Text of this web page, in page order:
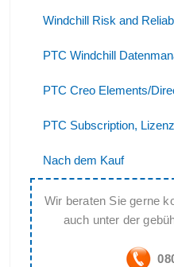
Windchill Risk and
PTC Windchill
PTC Creo Elements/
PTC Subscription,
Nach dem Kauf
Wir beraten Sie gerne
auch unter der